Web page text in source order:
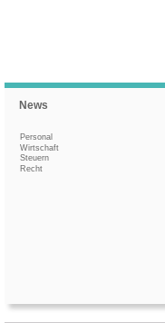
News
Personal
Wirtschaft
Steuern
Recht